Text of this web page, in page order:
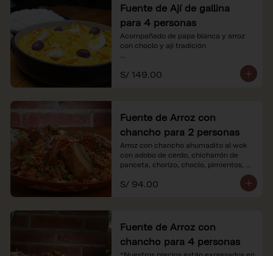
Fuente de Ají de gallina
para 4 personas
Acompañado de papa blanca y arroz
con choclo y ají tradición
*Nuestros precios están expresados en
soles e incluyen impuestos de ley y
S/ 149.00
Fuente de Arroz con
chancho para 2 personas
Arroz con chancho ahumadito al wok
con adobo de cerdo, chicharrón de
panceta, chorizo, choclo, pimientos,
*Nuestros precios están expresados en
S/ 94.00
Fuente de Arroz con
chancho para 4 personas